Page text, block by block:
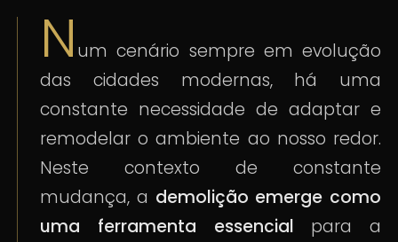
N um cenário sempre em evolução
das cidades modernas, há uma
constante necessidade de adaptar e
remodelar o ambiente ao nosso redor.
Neste contexto de constante
mudança, a demolição emerge como
uma ferramenta essencial para a